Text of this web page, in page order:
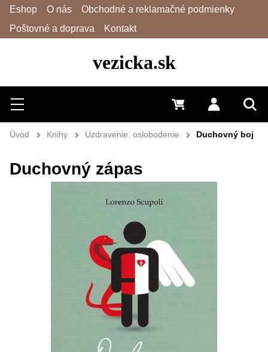
vezicka.sk
Hľadať
Menu Prihlásiť
0 €
Eshop O nás
Obchodné a reklamačné podmienky
Poštovné a doprava
Kontakt
Úvod Knihy Uzdravenie. oslobodenie Duchovný boj
Duchovný zápas